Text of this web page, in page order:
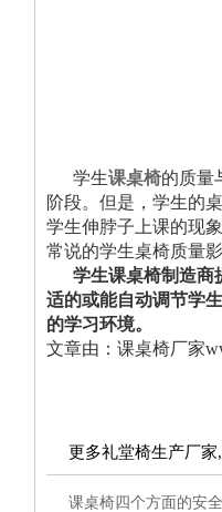
学生课桌椅的质量
阶段。但是，学生的
学生伸脖子上课的现
常说的学生桌椅质量
学生课桌椅制造商
适的或能自动调节学
的学习环境。
文章由：课桌椅厂家
更多礼堂椅生产厂
课桌椅四个方面的安